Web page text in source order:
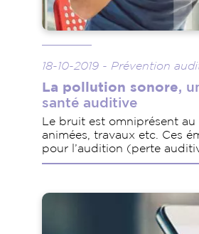
18-10-2019 - Prévention
La pollution sonore,
santé auditive
Le bruit est omniprésent
animées, travaux etc. Ces
pour l’audition (perte
Image